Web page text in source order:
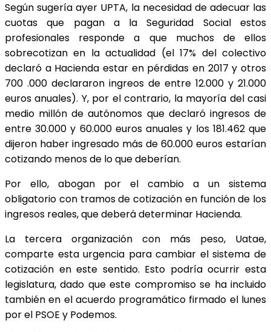
Según sugería ayer UPTA, la necesidad de adecuar las
cuotas que pagan a la Seguridad Social estos
profesionales responde a que muchos de ellos
sobrecotizan en la actualidad (el 17% del colectivo
declaró a Hacienda estar en pérdidas en 2017 y otros
700 .000 declararon ingreos de entre 12.000 y 21.000
euros anuales). Y, por el contrario, la mayoría del casi
medio millón de autónomos que declaró ingresos de
entre 30.000 y 60.000 euros anuales y los 181.462 que
dijeron haber ingresado más de 60.000 euros estarían
cotizando menos de lo que deberían.
Por ello, abogan por el cambio a un sistema
obligatorio con tramos de cotización en función de los
ingresos reales, que deberá determinar Hacienda.
La tercera organización con más peso, Uatae,
comparte esta urgencia para cambiar el sistema de
cotización en este sentido. Esto podría ocurrir esta
legislatura, dado que este compromiso se ha incluido
también en el acuerdo programático firmado el lunes
por el PSOE y Podemos.